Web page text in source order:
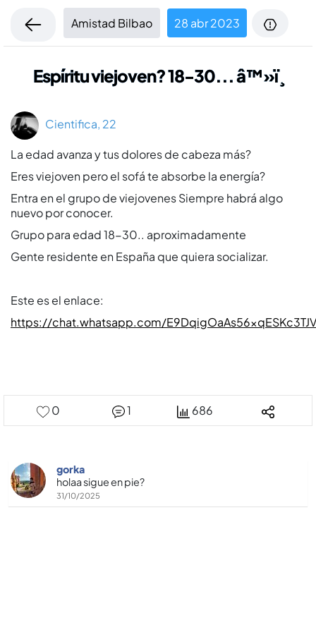
Amistad Bilbao 28 abr 2023
Espí­ritu viejoven? 18-30... â™»ï¸
Cientifica, 22
La edad avanza y tus dolores de cabeza más?
Eres viejoven pero el sofá te absorbe la energí­a?
Entra en el grupo de viejovenes Siempre habrá algo
nuevo por conocer.
Grupo para edad 18-30.. aproximadamente
Gente residente en España que quiera socializar.
Este es el enlace:
https://chat.whatsapp.com/E9DqigOaAs56xqESKc3TJV
0 1 686
gorka
holaa sigue en pie?
31/10/2025